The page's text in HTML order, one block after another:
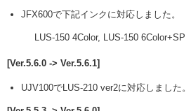
JFX600で下記インクに対応しました。
LUS-150 4Color, LUS-150 6Color+SP
[Ver.5.6.0 -> Ver.5.6.1]
UJV100でLUS-210 ver2に対応しました。